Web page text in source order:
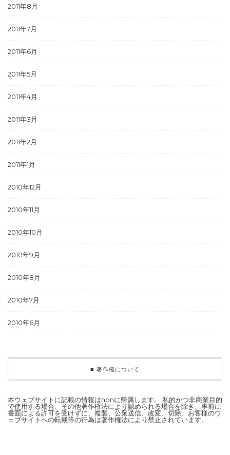
2011年8月
2011年7月
2011年6月
2011年5月
2011年4月
2011年3月
2011年2月
2011年1月
2010年12月
2010年11月
2010年10月
2010年9月
2010年8月
2010年7月
2010年6月
■ 著作権について
本ウェブサイトに記載の情報はnonに帰属します。 私的かつ非商業目的
で使用する場合、その他著作権法により認められる場合を除き、事前に
書面による許可を受けずに、複製、公衆送信、改変、切除、お客様のウ
ェブサイトへの転載等の行為は著作権法により禁止されています。